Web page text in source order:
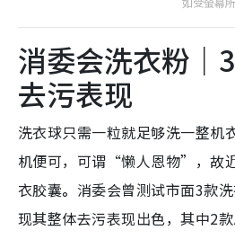
消委会洗衣粉｜
去污表现
洗衣球只需一粒就足够洗一整机
机便可，可谓“懒人恩物”，故
衣胶囊。 消委会曾测试市面3款
现其整体去污表现出色，其中2款